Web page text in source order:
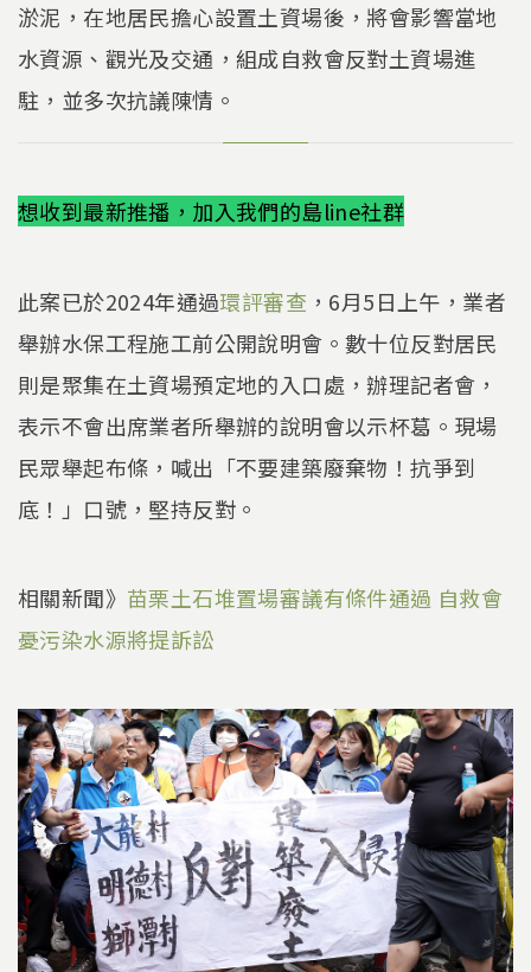
淤泥，在地居民擔心設置土資場後，將會影響當地
水資源、觀光及交通，組成自救會反對土資場進
駐，並多次抗議陳情。
想收到最新推播，加入我們的島line社群
此案已於2024年通過環評審查 ，6月5日上午，業者
舉辦水保工程施工前公開說明會。數十位反對居民
則是聚集在土資場預定地的入口處，辦理記者會，
表示不會出席業者所舉辦的說明會以示杯葛。現場
民眾舉起布條，喊出「不要建築廢棄物！抗爭到
底！」口號，堅持反對。
相關新聞》 苗栗土石堆置場審議有條件通過 自救會
憂污染水源將提訴訟